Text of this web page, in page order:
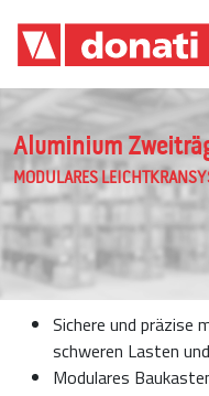
Main navigation
Aluminium
MODULARES
Sichere und präzise
schweren Lasten
Modulares